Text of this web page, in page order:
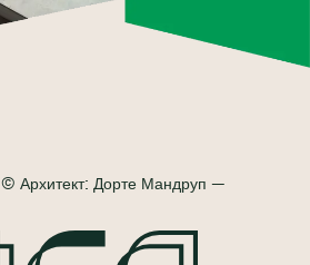
© Архитект: Дорте Мандруп —